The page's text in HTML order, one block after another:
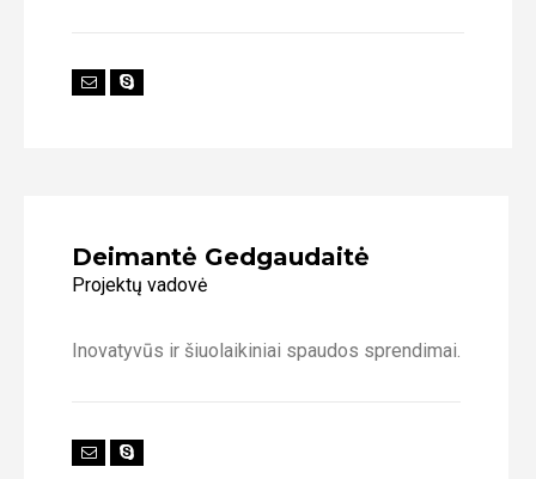
Deimantė Gedgaudaitė
Projektų vadovė
Inovatyvūs ir šiuolaikiniai spaudos sprendimai.